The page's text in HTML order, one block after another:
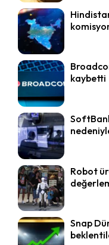
kaybetti
Robot
Snap